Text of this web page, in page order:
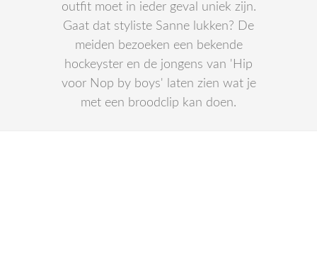
outfit moet in ieder geval uniek zijn.
Gaat dat styliste Sanne lukken? De
meiden bezoeken een bekende
hockeyster en de jongens van 'Hip
voor Nop by boys' laten zien wat je
met een broodclip kan doen.